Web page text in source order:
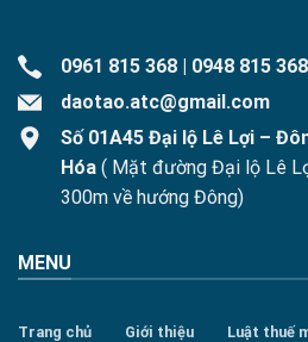
0961 815 368 | 0948 815 368
daotao.atc@gmail.com
Số 01A45 Đại lộ Lê Lợi –
Hóa ( Mặt đường Đại lộ Lê
300m về hướng Đông)
MENU
Trang chủ Giới thiệu Luật thuế